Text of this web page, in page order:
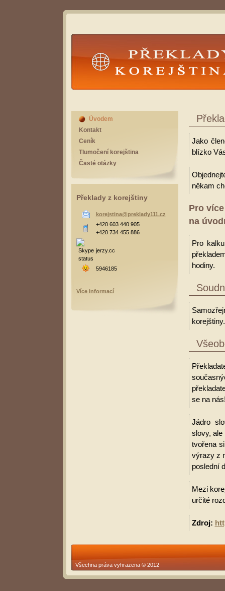
Překlady Korejština
Jako
blízko
někam
Pro
na
Pro
hodiny.
korejštiny.
se na
Jádro
slovy, ale
tvořena
výrazy z
poslední
Mezi
určité
Zdroj:
Úvodem
Kontakt
Ceník
Tlumočení korejština
Časté otázky
Překlady z korejštiny
korejstina@preklady111.cz
+420 603 440 905
+420 734 455 886
jerzy.cc
5946185
Více informací
Všechna práva vyhrazena © 2012